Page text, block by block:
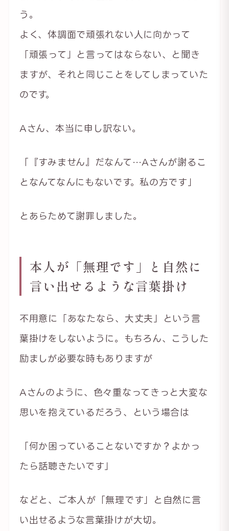
う。
よく、体調面で頑張れない人に向かって
「頑張って」と言ってはならない、と聞き
ますが、それと同じことをしてしまっていた
のです。
Aさん、本当に申し訳ない。
「『すみません』だなんて…Aさんが謝るこ
となんてなんにもないです。私の方です」
とあらためて謝罪しました。
本人が「無理です」と自然に
言い出せるような言葉掛け
不用意に「あなたなら、大丈夫」という言
葉掛けをしないように。もちろん、こうした
励ましが必要な時もありますが
Aさんのように、色々重なってきっと大変な
思いを抱えているだろう、という場合は
「何か困っていることないですか？よかっ
たら話聴きたいです」
などと、ご本人が「無理です」と自然に言
い出せるような言葉掛けが大切。